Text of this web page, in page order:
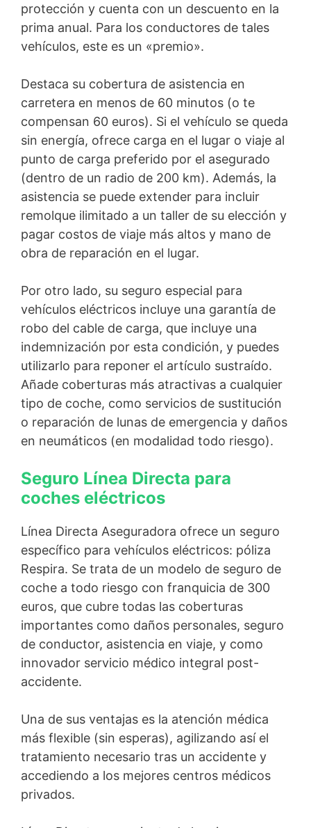
protección y cuenta con un descuento en la
prima anual. Para los conductores de tales
vehículos, este es un «premio».
Destaca su cobertura de asistencia en
carretera en menos de 60 minutos (o te
compensan 60 euros). Si el vehículo se queda
sin energía, ofrece carga en el lugar o viaje al
punto de carga preferido por el asegurado
(dentro de un radio de 200 km). Además, la
asistencia se puede extender para incluir
remolque ilimitado a un taller de su elección y
pagar costos de viaje más altos y mano de
obra de reparación en el lugar.
Por otro lado, su seguro especial para
vehículos eléctricos incluye una garantía de
robo del cable de carga, que incluye una
indemnización por esta condición, y puedes
utilizarlo para reponer el artículo sustraído.
Añade coberturas más atractivas a cualquier
tipo de coche, como servicios de sustitución
o reparación de lunas de emergencia y daños
en neumáticos (en modalidad todo riesgo).
Seguro Línea Directa para
coches eléctricos
Línea Directa Aseguradora ofrece un seguro
específico para vehículos eléctricos: póliza
Respira. Se trata de un modelo de seguro de
coche a todo riesgo con franquicia de 300
euros, que cubre todas las coberturas
importantes como daños personales, seguro
de conductor, asistencia en viaje, y como
innovador servicio médico integral post-
accidente.
Una de sus ventajas es la atención médica
más flexible (sin esperas), agilizando así el
tratamiento necesario tras un accidente y
accediendo a los mejores centros médicos
privados.